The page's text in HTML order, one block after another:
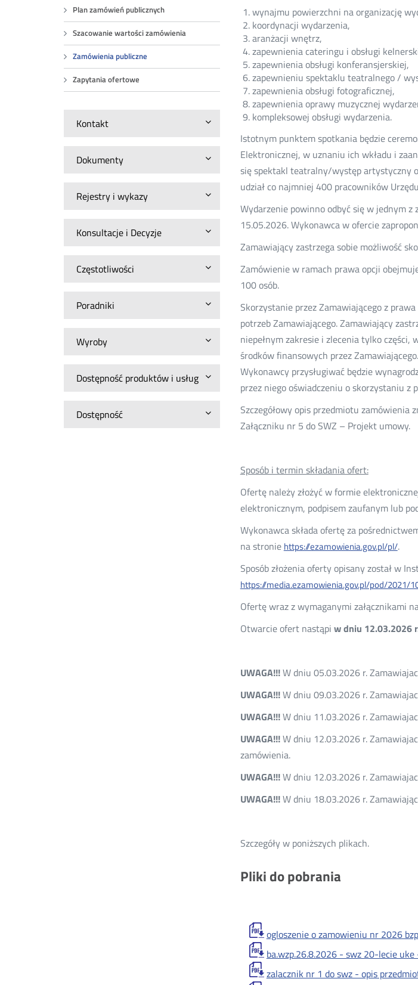
Plan zamówień publicznych
Szacowanie wartości zamówienia
Zamówienia publiczne
Zapytania ofertowe
Kontakt
Dokumenty
Rejestry i wykazy
Konsultacje i Decyzje
Częstotliwości
Poradniki
Wyroby
Dostępność produktów i usług
Dostępność
wynajmu powierzchni na organizację
koordynacji wydarzenia,
aranżacji wnętrz,
zapewnienia cateringu i obsługi
zapewnienia obsługi konferansjerskiej,
zapewnieniu spektaklu teatralnego /
zapewnienia obsługi fotograficznej,
zapewnienia oprawy muzycznej
kompleksowej obsługi wydarzenia.
Istotnym punktem spotkania będzie
Elektronicznej, w uznaniu ich wkładu i
się spektakl teatralny/występ artystyczny
udział co najmniej 400 pracowników
Wydarzenie powinno odbyć się w jednym
15.05.2026. Wykonawca w ofercie
Zamawiający zastrzega sobie możliwość
Zamówienie w ramach prawa opcji
100 osób.
Skorzystanie przez Zamawiającego z
potrzeb Zamawiającego. Zamawiający
niepełnym zakresie i zlecenia tylko części,
środków finansowych przez
Wykonawcy przysługiwać będzie
przez niego oświadczeniu o skorzystaniu z
Szczegółowy opis przedmiotu zamówienia
Załączniku nr 5 do SWZ – Projekt umowy.
Sposób i termin składania ofert:
Ofertę należy złożyć w formie
elektronicznym, podpisem zaufanym lub
Wykonawca składa ofertę za
na stronie https://ezamowienia.gov.pl/pl/.
Sposób złożenia oferty opisany został w
https://media.ezamowienia.gov.pl/pod/2021/
Ofertę wraz z wymaganymi załącznikami
Otwarcie ofert nastąpi w dniu 12.03.2026
UWAGA!!!W dniu 05.03.2026 r.
UWAGA!!!W dniu 09.03.2026 r.
UWAGA!!!W dniu 11.03.2026 r.
UWAGA!!!W dniu 12.03.2026 r.
zamówienia.
UWAGA!!!W dniu 12.03.2026 r.
UWAGA!!!W dniu 18.03.2026 r.
Szczegóły w poniższych plikach.
Pliki do pobrania
ogloszenie o zamowieniu nr 2026
ba.wzp.26.8.2026 - swz 20-lecie uke
zalacznik nr 1 do swz - opis